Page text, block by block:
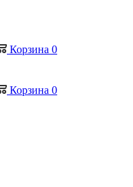
Корзина 0
Корзина 0